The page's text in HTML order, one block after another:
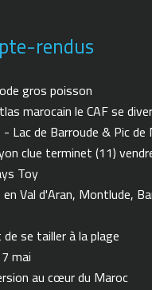
rendus
gros poisson
marocain le CAF se
- Lac de Barroude & Pic
clue terminet (11)
Toy
Val d'Aran, Montlude,
se tailler à la plage
mai
au cœur du Maroc